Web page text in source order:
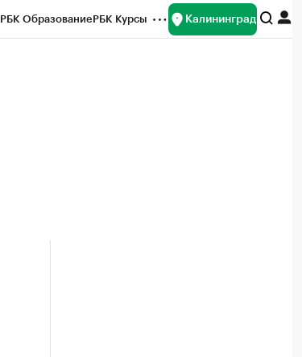
РБК ОбразованиеРБК Курсы Калининград